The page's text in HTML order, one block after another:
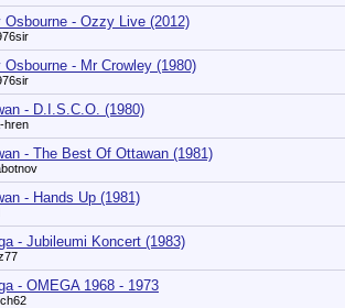
Osbourne - Ozzy Live (2012)
Osbourne - Mr Crowley (1980)
- D.I.S.C.O. (1980)
hren
- The Best Of Ottawan (1981)
- Hands Up (1981)
- Jubileumi Koncert (1983)
- OMEGA 1968 - 1973